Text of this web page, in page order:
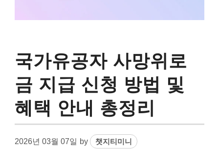
국가유공자 사망위로
금 지급 신청 방법 및
혜택 안내 총정리
2026년 03월 07일 by 챗지티미니